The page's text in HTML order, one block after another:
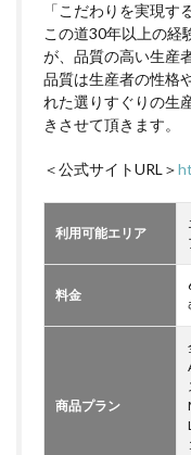
「こだわりを実現す
この道30年以上の経
が、品質の高い生産
品質は生産者の性格
れた選りすぐりの生
きさせて頂きます。
＜公式サイトURL＞
利用可能エリア
料金
商品プラン